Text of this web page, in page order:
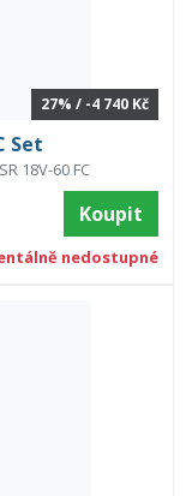
27% / -4 740 Kč
Set
18V-60 FC
Koupit
nedostupné